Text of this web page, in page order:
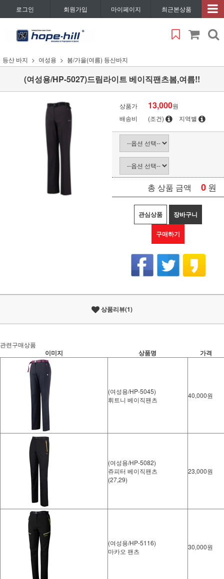
로그인 회원가입 마이페이지 최근본상품
등산 바지 여성용 봄/가을(여름) 등산바지
(여성용/HP-5027)드림라이트 베이직팬츠봄,여름!!
상품가 13,000원
배송비
(조건) 지역별
총 상품 금액 0 원
관심상품 장바구니
구매하기
상품리뷰(1)
관련구매상품
이미지 상품명 가격
(여성용/HP-5045)
휘트니 베이직팬츠
40,000원
(여성용/HP-5082)
쥬피터 베이직팬츠
(27,29)
23,000원
(여성용/HP-5116)
마카오 팬츠
30,000원